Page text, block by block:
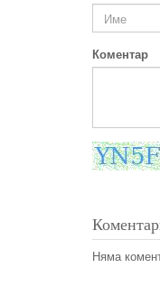
Коментар
Няма